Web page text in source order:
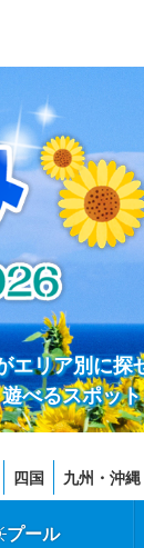
エリア別に探
べるスポッ
四国 九州・沖縄
プール